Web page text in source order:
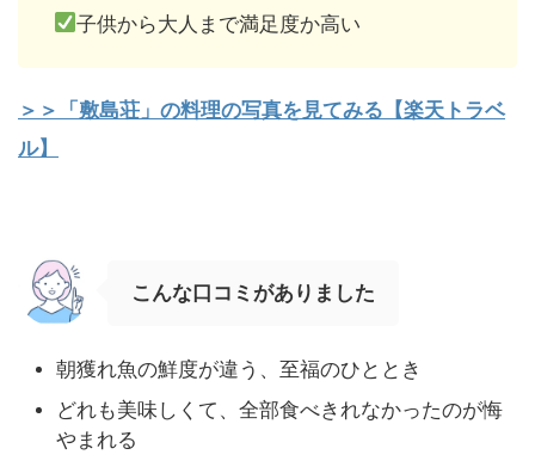
子供から大人まで満足度か高い
＞＞「敷島荘」の料理の写真を見てみる【楽天トラベ
ル】
こんな口コミがありました
朝獲れ魚の鮮度が違う、至福のひととき
どれも美味しくて、全部食べきれなかったのが悔
やまれる